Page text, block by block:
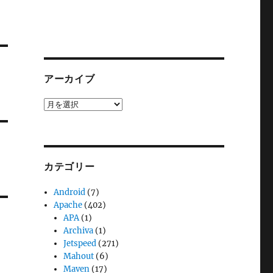
アーカイブ
ア
カテゴリー
Android (7)
Apache (402)
APA(1)
Archiva (1)
Jetspeed (271)
Mahout (6)
Maven (17)